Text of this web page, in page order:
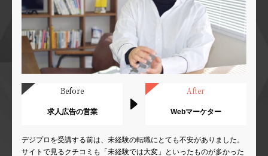
Before
求人広告の営業
After
Webマーケター
デジプロを受講する前は、未経験の転職にとても不安がありました。
サイトで見るクチコミも「未経験では大変」といったものが多かった